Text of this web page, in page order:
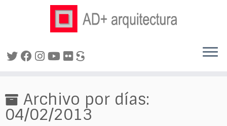
contenidoArchivo por días:
04/02/2013